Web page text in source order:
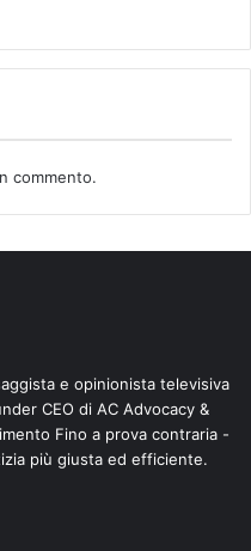
commento.
e opinionista televisiva
CEO di AC Advocacy &
Fino a prova contraria -
più giusta ed efficiente.